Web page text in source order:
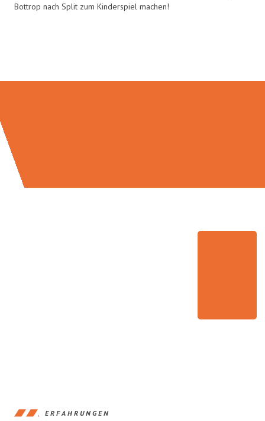
Bottrop nach Split zum Kinderspiel machen!
ERFAHRUNGEN